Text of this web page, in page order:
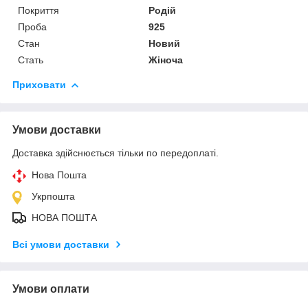
Покриття
Родій
Проба
925
Стан
Новий
Стать
Жіноча
Приховати
Умови доставки
Доставка здійснюється тільки по передоплаті.
Нова Пошта
Укрпошта
НОВА ПОШТА
Всі умови доставки
Умови оплати